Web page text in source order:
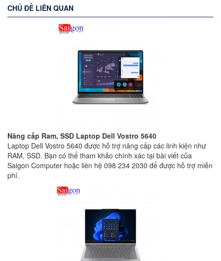
CHỦ ĐỀ LIÊN QUAN
Nâng cấp Ram, SSD Laptop Dell Vostro 5640
Laptop Dell Vostro 5640 được hỗ trợ nâng cấp các linh kiện như
RAM, SSD. Bạn có thể tham khảo chính xác tại bài viết của
Saigon Computer hoặc liên hệ 098 234 2030 để được hỗ trợ miễn
phí.